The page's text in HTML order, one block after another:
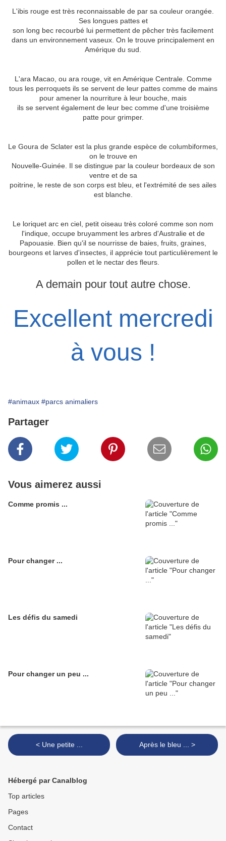
L'ibis rouge est très reconnaissable de par sa couleur orangée.
Ses longues pattes et
son long bec recourbé lui permettent de pêcher très facilement
dans un environnement vaseux. On le trouve principalement en
Amérique du sud.
L'ara Macao, ou ara rouge, vit en Amérique Centrale. Comme
tous les perroquets ils se servent de leur pattes comme de mains
pour amener la nourriture à leur bouche, mais
ils se servent également de leur bec comme d'une troisième
patte pour grimper.
Le Goura de Sclater est la plus grande espèce de columbiformes,
on le trouve en
Nouvelle-Guinée. Il se distingue par la couleur bordeaux de son
ventre et de sa
poitrine, le reste de son corps est bleu, et l'extrémité de ses ailes
est blanche.
Le loriquet arc en ciel, petit oiseau très coloré comme son nom
l'indique, occupe bruyamment les arbres d'Australie et de
Papouasie. Bien qu'il se nourrisse de baies, fruits, graines,
bourgeons et larves d'insectes, il apprécie tout particulièrement le
pollen et le nectar des fleurs.
A demain pour tout autre chose.
Excellent mercredi
à vous !
#animaux #parcs animaliers
Partager
Vous aimerez aussi
Comme promis ...
Pour changer ...
Les défis du samedi
Pour changer un peu ...
< Une petite ... Après le bleu ... >
Hébergé par Canalblog
Top articles
Pages
Contact